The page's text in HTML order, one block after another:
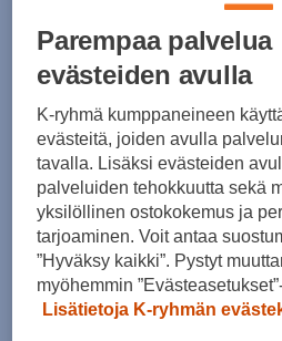
Polar
(0)
259,00 €
Parempaa palvelua
evästeiden avulla
K-ryhmä kumppaneineen
evästeitä, joiden avulla
tavalla. Lisäksi evästeiden
palveluiden tehokkuutta sekä
yksilöllinen ostokokemus ja
tarjoaminen. Voit antaa
”Hyväksy kaikki”. Pystyt
myöhemmin
Lisätietoja K-ryhmän